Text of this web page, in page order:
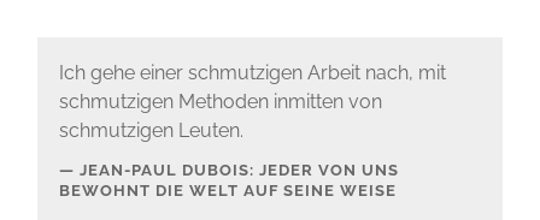
Ich gehe einer schmutzigen Arbeit nach, mit
schmutzigen Methoden inmitten von
schmutzigen Leuten.
JEAN-PAUL DUBOIS: JEDER VON UNS
BEWOHNT DIE WELT AUF SEINE WEISE